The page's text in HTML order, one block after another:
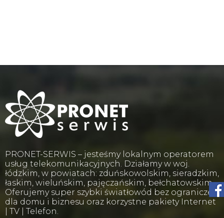
PRONET-SERWIS – jesteśmy lokalnym operatorem
usług telekomunikacyjnych. Działamy w woj.
łódzkim, w powiatach: zduńskowolskim, sieradzkim,
łaskim, wieluńskim, pajęczańskim, bełchatowskim.
Oferujemy super szybki światłowód bez ograniczeń
dla domu i biznesu oraz korzystne pakiety Internet
| TV | Telefon.